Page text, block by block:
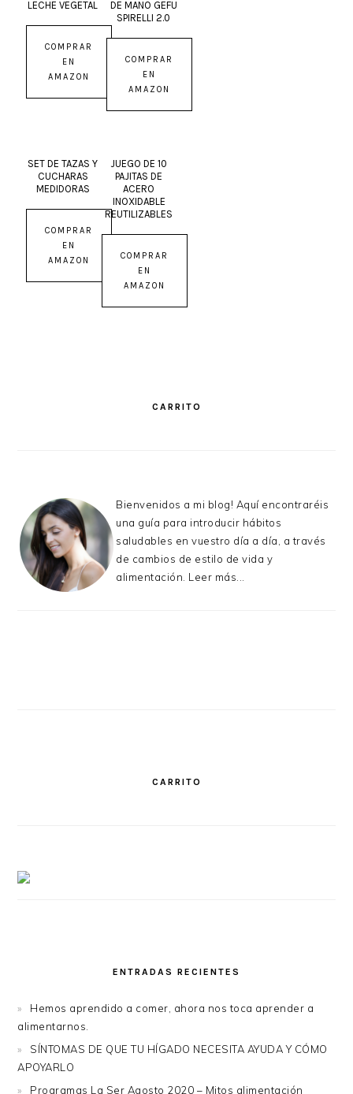
LECHE VEGETAL
COMPRAR
EN
AMAZON
DE MANO GEFU
SPIRELLI 2.0
COMPRAR
EN
AMAZON
SET DE TAZAS Y
CUCHARAS
MEDIDORAS
COMPRAR
EN
AMAZON
JUEGO DE 10
PAJITAS DE
ACERO
INOXIDABLE
REUTILIZABLES
COMPRAR
EN
AMAZON
CARRITO
Bienvenidos a mi blog! Aquí encontraréis
una guía para introducir hábitos
saludables en vuestro día a día, a través
de cambios de estilo de vida y
alimentación. Leer más...
CARRITO
ENTRADAS RECIENTES
Hemos aprendido a comer, ahora nos toca aprender a
alimentarnos.
SÍNTOMAS DE QUE TU HÍGADO NECESITA AYUDA Y CÓMO
APOYARLO
Programas La Ser Agosto 2020 – Mitos alimentación